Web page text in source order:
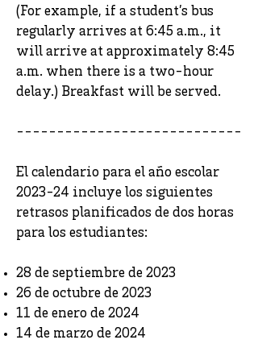
(For example, if a student’s bus
regularly arrives at 6:45 a.m., it
will arrive at approximately 8:45
a.m. when there is a two-hour
delay.) Breakfast will be served.
----------------------------
El calendario para el año escolar
2023-24 incluye los siguientes
retrasos planificados de dos horas
para los estudiantes:
28 de septiembre de 2023
26 de octubre de 2023
11 de enero de 2024
14 de marzo de 2024